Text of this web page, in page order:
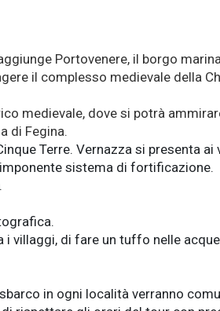
Portovenere, il borgo
il complesso medievale della
medievale, dove si potrà
di Fegina.
Terre. Vernazza si presenta
sistema di fortificazione.
di fare un tuffo nelle
in ogni località verranno